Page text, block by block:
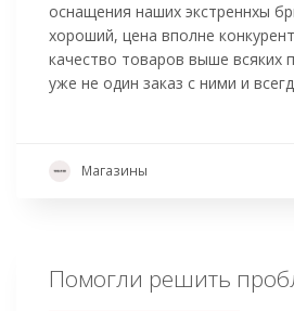
оснащения наших экстреннхы
хороший, цена вполне
качество товаров выше всяких
уже не один заказ с ними и
Магазины
Помогли решить